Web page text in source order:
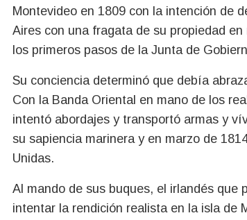
Montevideo en 1809 con la intención de
Aires con una fragata de su propiedad
los primeros pasos de la Junta de
Su conciencia determinó que debía
Con la Banda Oriental en mano de los
intentó abordajes y transportó armas y
su sapiencia marinera y en marzo de
Unidas.
Al mando de sus buques, el irlandés que
intentar la rendición realista en la isla de